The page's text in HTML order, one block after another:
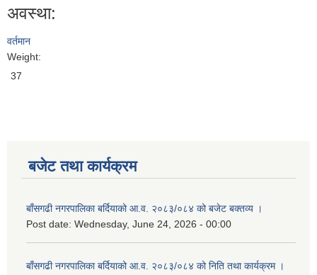
अवस्था:
वर्तमान
Weight:
37
बजेट तथा कार्यक्रम
बाँसगढी नगरपालिका बर्दियाको आ.व. २०८३/०८४ को बजेट बक्तव्य ।
Post date: Wednesday, June 24, 2026 - 00:00
बाँसगढी नगरपालिका बर्दियाको आ.व. २०८३/०८४ को निति तथा कार्यक्रम ।